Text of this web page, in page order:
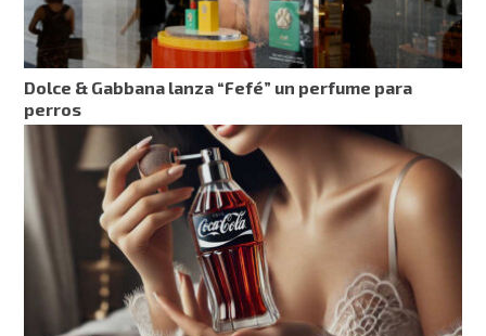
Dolce & Gabbana lanza “Fefé” un perfume para
perros